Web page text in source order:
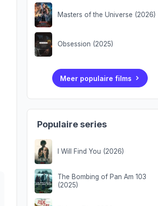
Masters of the Universe (2026)
Obsession (2025)
Meer populaire films
Populaire series
I Will Find You (2026)
The Bombing of Pan Am 103
(2025)